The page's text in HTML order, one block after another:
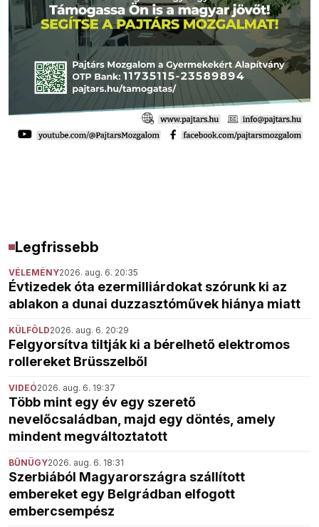
Legfrissebb
VÉLEMÉNY2026. aug. 6. 20:35
Évtizedek óta ezermilliárdokat szórunk ki az
ablakon a dunai duzzasztóművek hiánya miatt
KÜLFÖLD2026. aug. 6. 20:29
Felgyorsítva tiltják ki a bérelhető elektromos
rollereket Brüsszelből
VIDEÓ2026. aug. 6. 19:37
Több mint egy év egy szerető
nevelőcsaládban, majd egy döntés, amely
mindent megváltoztatott
BŰNÜGY2026. aug. 6. 18:31
Szerbiából Magyarországra szállított
embereket egy Belgrádban elfogott
embercsempész